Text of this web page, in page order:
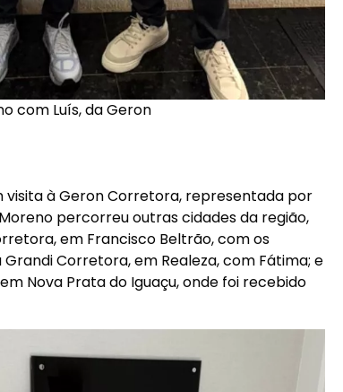
com Luís, da Geron
visita à Geron Corretora, representada por
percorreu outras cidades da região,
em Francisco Beltrão, com os
Corretora, em Realeza, com Fátima; e
Nova Prata do Iguaçu, onde foi recebido